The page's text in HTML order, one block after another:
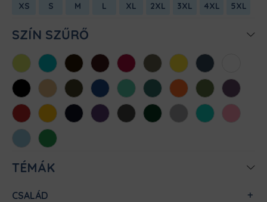
XS S M L XL 2XL 3XL 4XL 5XL
SZÍN SZŰRŐ
AlmazöldAtollkékBarnaBordóChili Cink Citromsárga
Denim
FeketeHomokKhaki KirálykékMentaMéregzöld
NarancsOliva Padlizsán
Piros SárgaSötétkékSötétlilaSötétszürke
SötétzöldSportszürke
Türkiz
Világos
rózsaszín
Világoskék
Zöld
TÉMÁK
CSALÁD